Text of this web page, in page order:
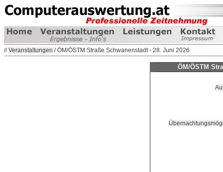
//Veranstaltungen / ÖM/ÖSTM Straße Schwanenstadt - 28. Juni 2026
ÖM/ÖSTM